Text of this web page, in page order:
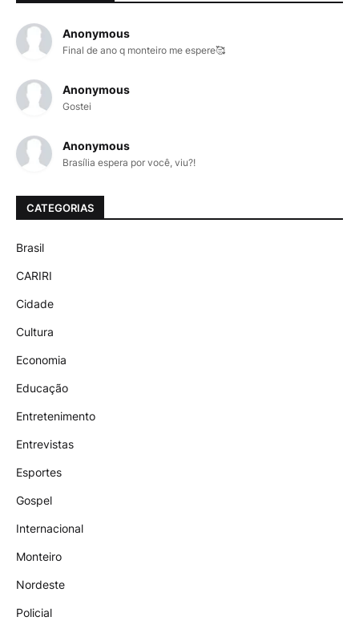
Anonymous
Final de ano q monteiro me espere🥰
Anonymous
Gostei
Anonymous
Brasília espera por você, viu?!
CATEGORIAS
Brasil
CARIRI
Cidade
Cultura
Economia
Educação
Entretenimento
Entrevistas
Esportes
Gospel
Internacional
Monteiro
Nordeste
Policial